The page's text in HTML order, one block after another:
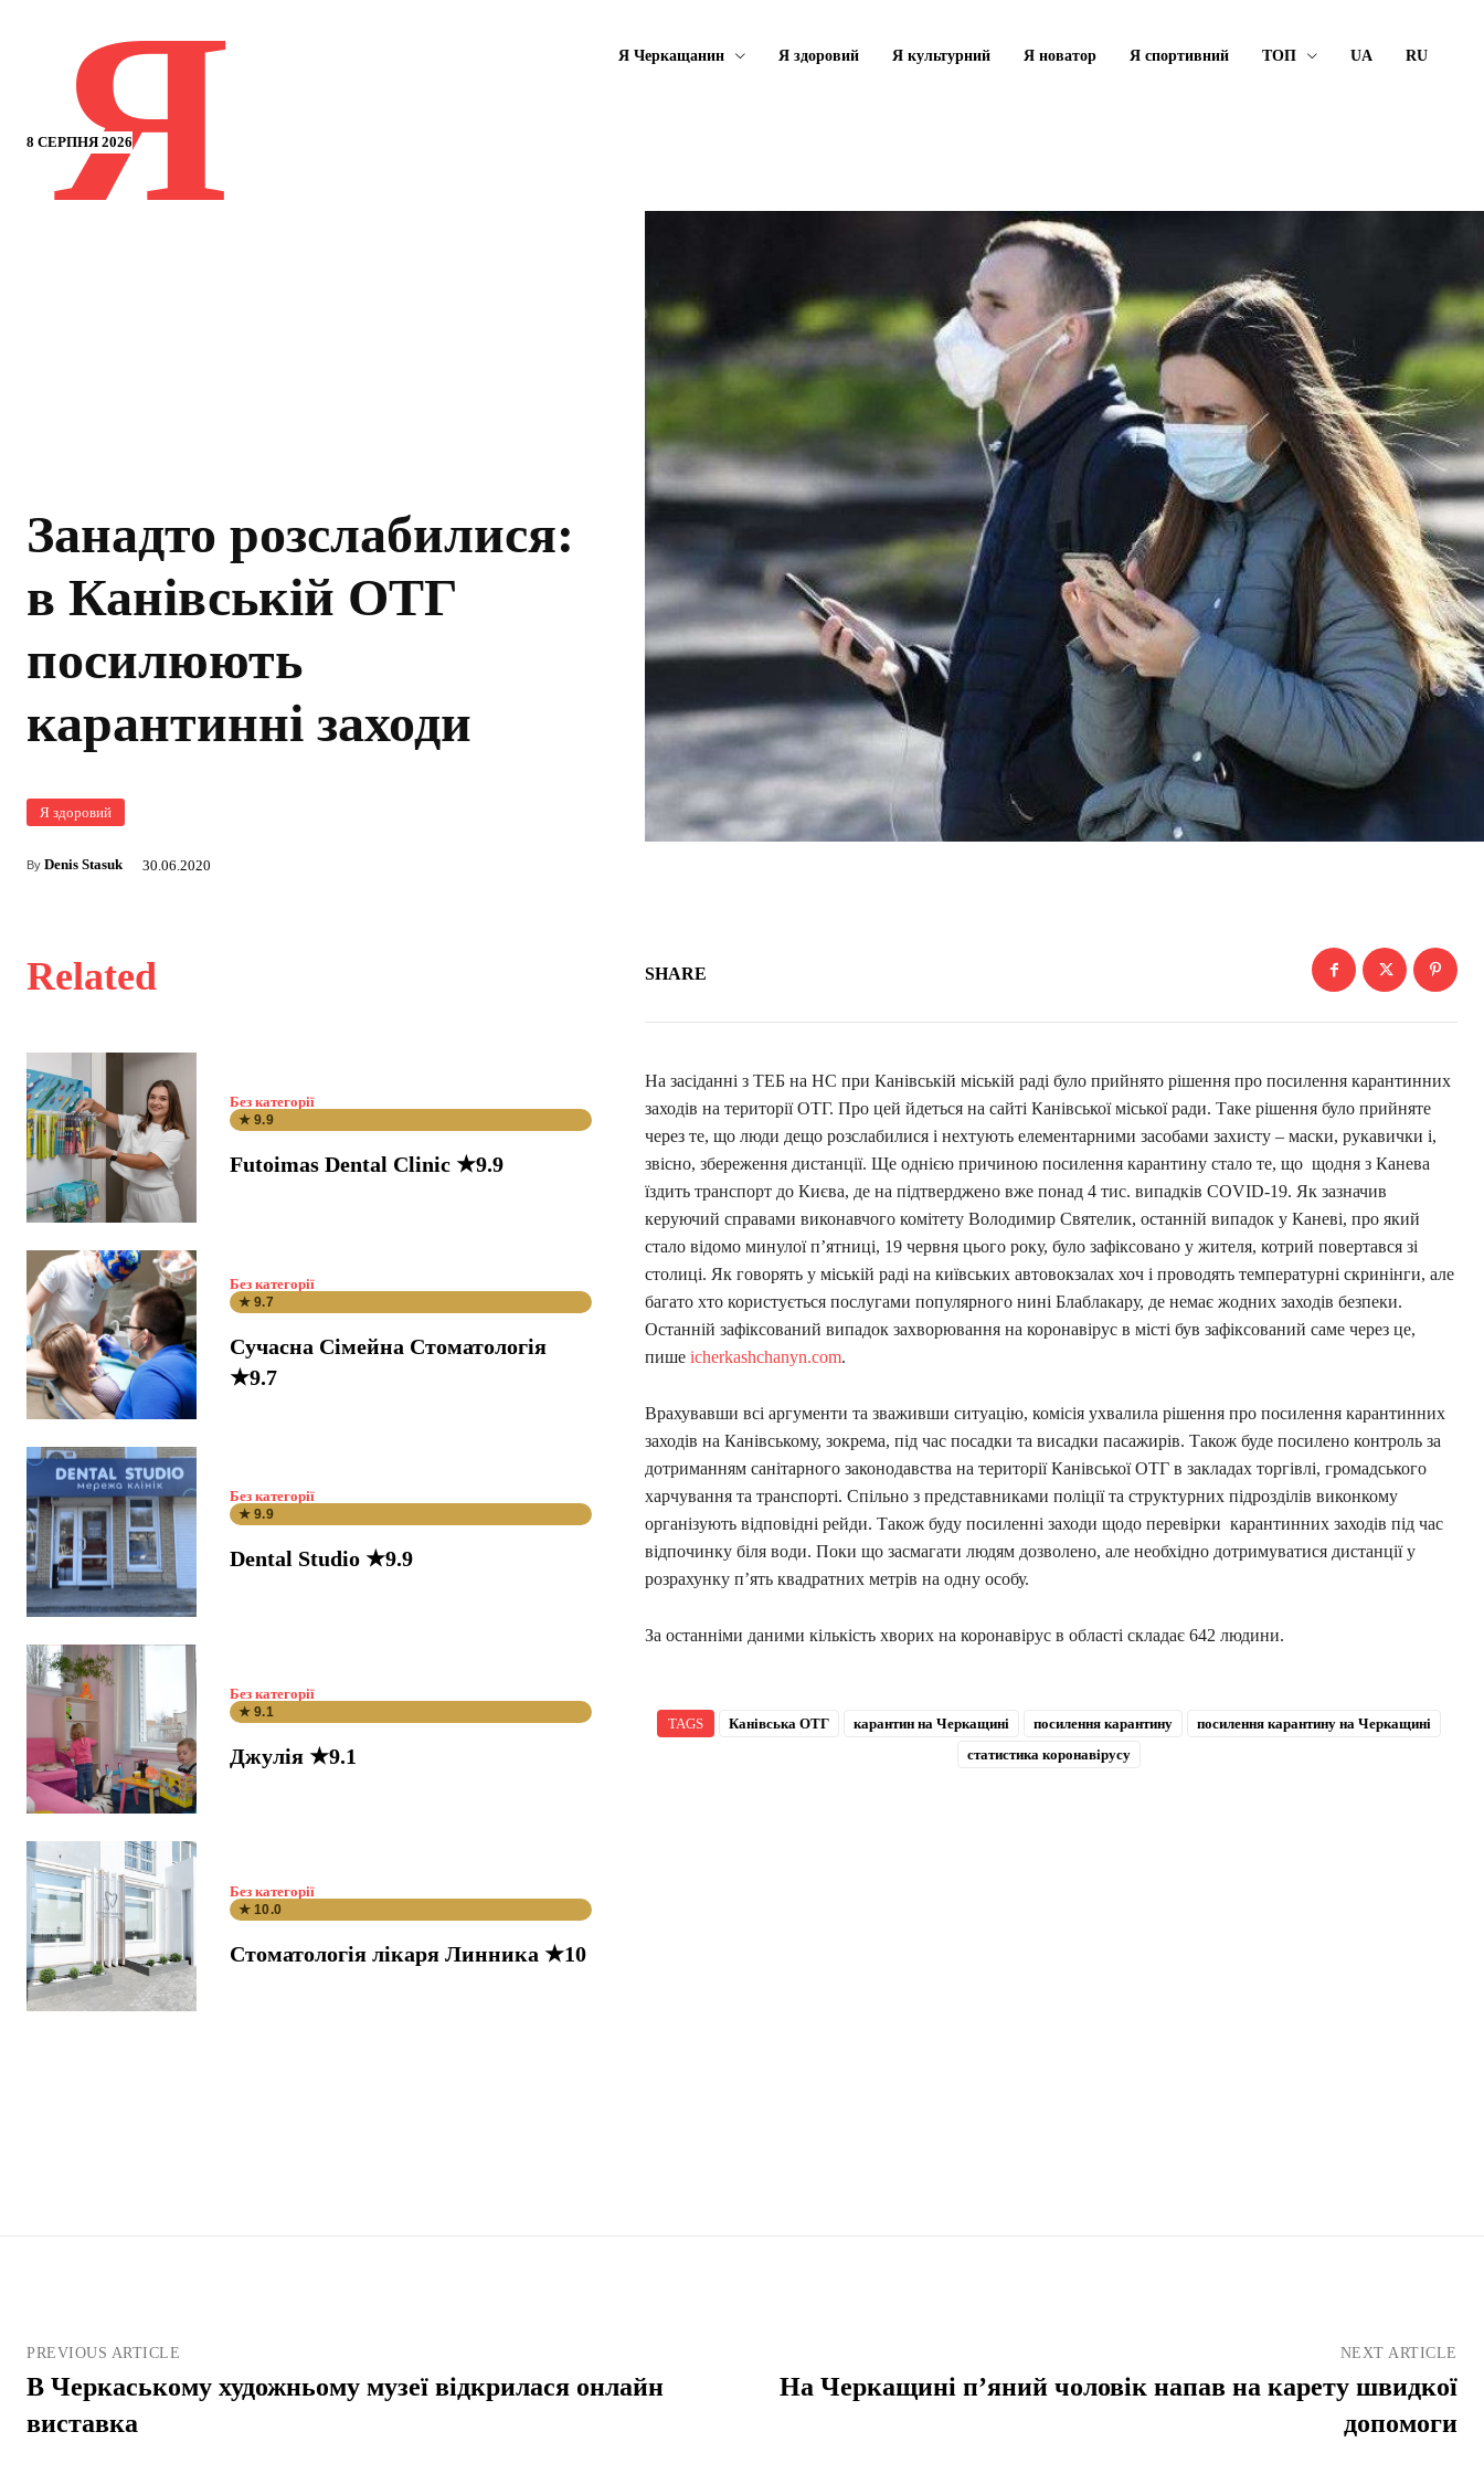
8 СЕРПНЯ 2026
Я Я Черкащанин Я здоровий Я культурний Я новатор Я спортивний ТОП UA RU
Занадто розслабилися:
в Канівській ОТГ
посилюють
карантинні заходи
Я здоровий
By Denis Stasuk 30.06.2020
Related
Без категорії
★ 9.9
Futoimas Dental Clinic ★9.9
Без категорії
★ 9.7
Сучасна Сімейна Стоматологія
★9.7
Без категорії
★ 9.9
Dental Studio ★9.9
Без категорії
★ 9.1
Джулія ★9.1
Без категорії
★ 10.0
Стоматологія лікаря Линника ★10
SHARE
На засіданні з ТЕБ на НС при Канівській міській раді було прийнято рішення про посилення карантинних
заходів на території ОТГ. Про цей йдеться на сайті Канівської міської ради. Таке рішення було прийняте
через те, що люди дещо розслабилися і нехтують елементарними засобами захисту – маски, рукавички і,
звісно, збереження дистанції. Ще однією причиною посилення карантину стало те, що щодня з Канева
їздить транспорт до Києва, де на підтверджено вже понад 4 тис. випадків COVID-19. Як зазначив
керуючий справами виконавчого комітету Володимир Святелик, останній випадок у Каневі, про який
стало відомо минулої п’ятниці, 19 червня цього року, було зафіксовано у жителя, котрий повертався зі
столиці. Як говорять у міській раді на київських автовокзалах хоч і проводять температурні скринінги, але
багато хто користується послугами популярного нині Блаблакару, де немає жодних заходів безпеки.
Останній зафіксований випадок захворювання на коронавірус в місті був зафіксований саме через це,
пише icherkashchanyn.com.
Врахувавши всі аргументи та зваживши ситуацію, комісія ухвалила рішення про посилення карантинних
заходів на Канівському, зокрема, під час посадки та висадки пасажирів. Також буде посилено контроль за
дотриманням санітарного законодавства на території Канівської ОТГ в закладах торгівлі, громадського
харчування та транспорті. Спільно з представниками поліції та структурних підрозділів виконкому
організують відповідні рейди. Також буду посиленні заходи щодо перевірки карантинних заходів під час
відпочинку біля води. Поки що засмагати людям дозволено, але необхідно дотримуватися дистанції у
розрахунку п’ять квадратних метрів на одну особу.
За останніми даними кількість хворих на коронавірус в області складає 642 людини.
TAGS Канівська ОТГ карантин на Черкащині посилення карантину
посилення карантину на Черкащині
статистика коронавірусу
PREVIOUS ARTICLE
В Черкаському художньому музеї відкрилася онлайн
виставка
NEXT ARTICLE
На Черкащині п’яний чоловік напав на карету швидкої
допомоги